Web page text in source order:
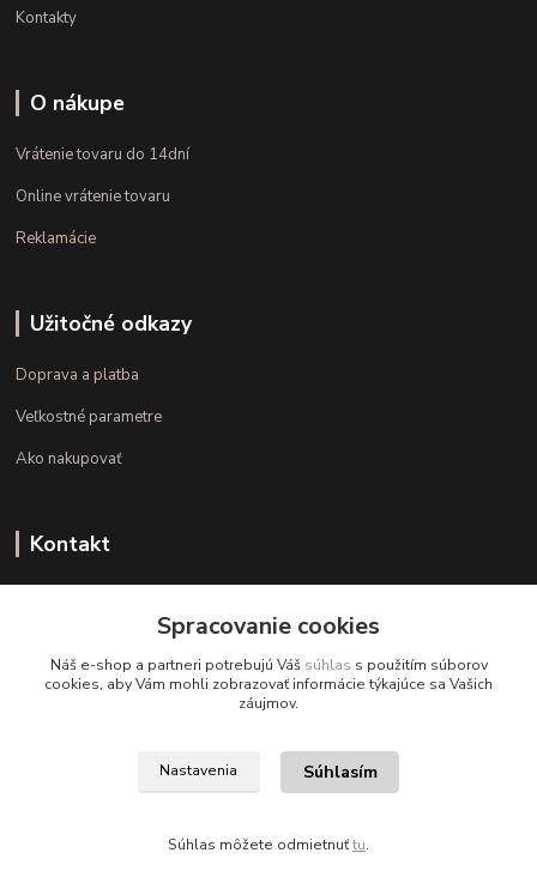
Kontakty
O nákupe
Vrátenie tovaru do 14dní
Online vrátenie tovaru
Reklamácie
Užitočné odkazy
Doprava a platba
Veľkostné parametre
Ako nakupovať
Kontakt
(Po.-Pi. 10.00 - 15.00)
info@kvalitnaBielizen.sk
Copyright © kvalitnabielizen.sk
Spracovanie cookies
Náš e-shop a partneri potrebujú Váš súhlas s použitím súborov
cookies, aby Vám mohli zobrazovať informácie týkajúce sa Vašich
záujmov.
Nastavenia Súhlasím
Súhlas môžete odmietnuťtu.